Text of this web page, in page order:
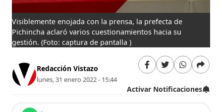
Visiblemente enojada con la prensa, la prefecta de
Pichincha aclaró varios cuestionamientos hacia su
gestión.(Foto: captura de pantalla )
Redacción Vistazo
lunes, 31 enero 2022 - 15:44
Activar Notificaciones